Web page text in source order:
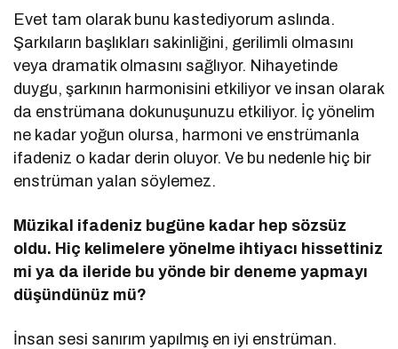
Evet tam olarak bunu kastediyorum aslında.
Şarkıların başlıkları sakinliğini, gerilimli olmasını
veya dramatik olmasını sağlıyor. Nihayetinde
duygu, şarkının harmonisini etkiliyor ve insan olarak
da enstrümana dokunuşunuzu etkiliyor. İç yönelim
ne kadar yoğun olursa, harmoni ve enstrümanla
ifadeniz o kadar derin oluyor. Ve bu nedenle hiç bir
enstrüman yalan söylemez.
Müzikal ifadeniz bugüne kadar hep sözsüz
oldu. Hiç kelimelere yönelme ihtiyacı hissettiniz
mi ya da ileride bu yönde bir deneme yapmayı
düşündünüz mü?
İnsan sesi sanırım yapılmış en iyi enstrüman.